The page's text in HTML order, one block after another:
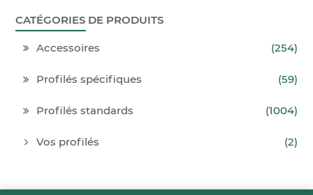
CATÉGORIES DE PRODUITS
Accessoires (254)
Profilés spécifiques (59)
Profilés standards (1004)
Vos profilés (2)